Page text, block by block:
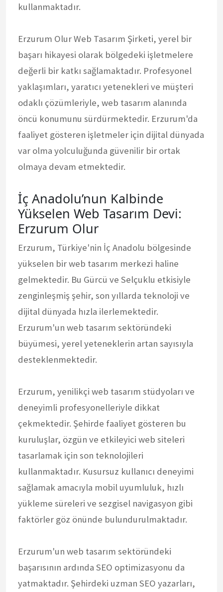
kullanmaktadır.
Erzurum Olur Web Tasarım Şirketi, yerel bir
başarı hikayesi olarak bölgedeki işletmelere
değerli bir katkı sağlamaktadır. Profesyonel
yaklaşımları, yaratıcı yetenekleri ve müşteri
odaklı çözümleriyle, web tasarım alanında
öncü konumunu sürdürmektedir. Erzurum'da
faaliyet gösteren işletmeler için dijital dünyada
var olma yolculuğunda güvenilir bir ortak
olmaya devam etmektedir.
İç Anadolu’nun Kalbinde
Yükselen Web Tasarım Devi:
Erzurum Olur
Erzurum, Türkiye'nin İç Anadolu bölgesinde
yükselen bir web tasarım merkezi haline
gelmektedir. Bu Gürcü ve Selçuklu etkisiyle
zenginleşmiş şehir, son yıllarda teknoloji ve
dijital dünyada hızla ilerlemektedir.
Erzurum'un web tasarım sektöründeki
büyümesi, yerel yeteneklerin artan sayısıyla
desteklenmektedir.
Erzurum, yenilikçi web tasarım stüdyoları ve
deneyimli profesyonelleriyle dikkat
çekmektedir. Şehirde faaliyet gösteren bu
kuruluşlar, özgün ve etkileyici web siteleri
tasarlamak için son teknolojileri
kullanmaktadır. Kusursuz kullanıcı deneyimi
sağlamak amacıyla mobil uyumluluk, hızlı
yükleme süreleri ve sezgisel navigasyon gibi
faktörler göz önünde bulundurulmaktadır.
Erzurum'un web tasarım sektöründeki
başarısının ardında SEO optimizasyonu da
yatmaktadır. Şehirdeki uzman SEO yazarları,